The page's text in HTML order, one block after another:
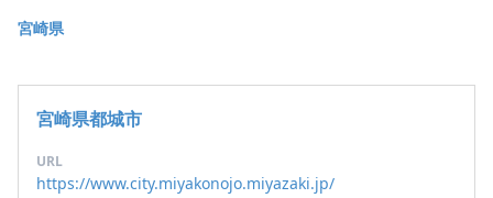
宮崎県
宮崎県都城市
URL
https://www.city.miyakonojo.miyazaki.jp/